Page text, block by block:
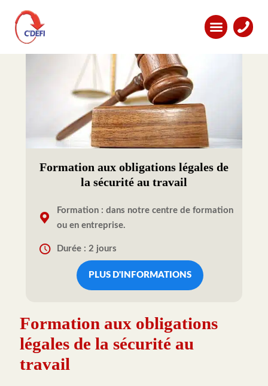
Formation aux obligations
légales de la sécurité au
travail
Formation aux obligations légales de
la sécurité au travail
Formation : dans notre centre de formation
ou en entreprise.
Durée : 2 jours
PLUS D'INFORMATIONS